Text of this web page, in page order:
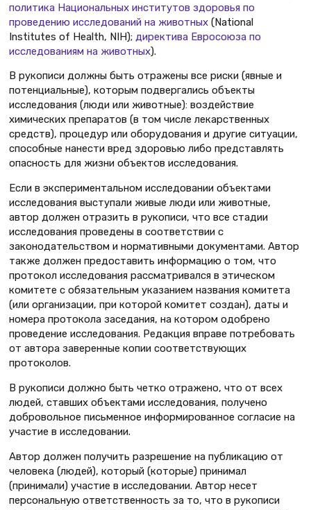
политика Национальных институтов здоровья по
проведению исследований на животных (National
Institutes of Health, NIH); директива Евросоюза по
исследованиям на животных).
В рукописи должны быть отражены все риски (явные и
потенциальные), которым подвергались объекты
исследования (люди или животные): воздействие
химических препаратов (в том числе лекарственных
средств), процедур или оборудования и другие ситуации,
способные нанести вред здоровью либо представлять
опасность для жизни объектов исследования.
Если в экспериментальном исследовании объектами
исследования выступали живые люди или животные,
автор должен отразить в рукописи, что все стадии
исследования проведены в соответствии с
законодательством и нормативными документами. Автор
также должен предоставить информацию о том, что
протокол исследования рассматривался в этическом
комитете с обязательным указанием названия комитета
(или организации, при которой комитет создан), даты и
номера протокола заседания, на котором одобрено
проведение исследования. Редакция вправе потребовать
от автора заверенные копии соответствующих
протоколов.
В рукописи должно быть четко отражено, что от всех
людей, ставших объектами исследования, получено
добровольное письменное информированное согласие на
участие в исследовании.
Автор должен получить разрешение на публикацию от
человека (людей), который (которые) принимал
(принимали) участие в исследовании. Автор несет
персональную ответственность за то, что в рукописи